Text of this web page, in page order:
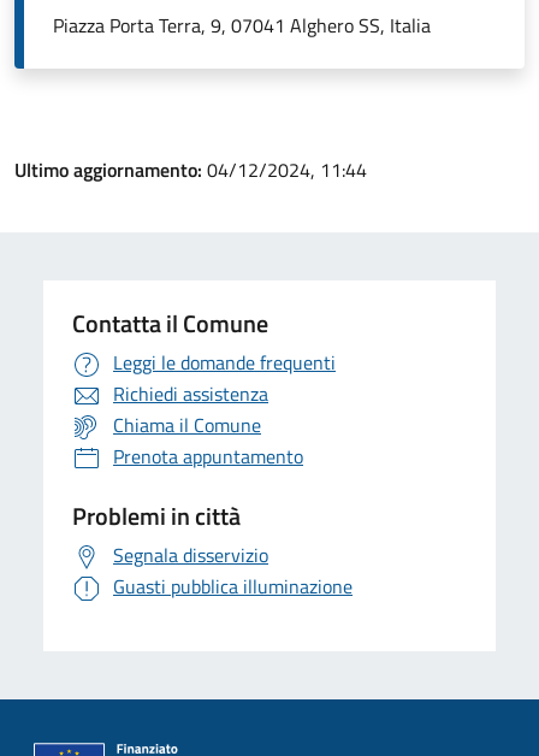
Piazza Porta Terra, 9, 07041 Alghero SS, Italia
Ultimo aggiornamento: 04/12/2024, 11:44
Contatta il Comune
Leggi le domande frequenti
Richiedi assistenza
Chiama il Comune
Prenota appuntamento
Problemi in città
Segnala disservizio
Guasti pubblica illuminazione